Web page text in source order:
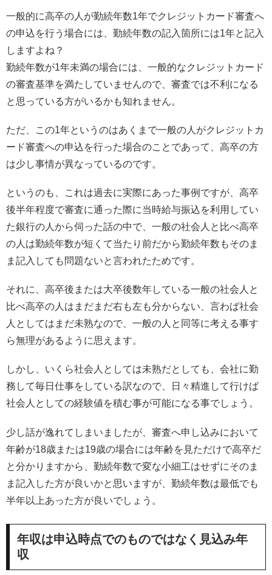
一般的に高卒の人が勤続年数1年でクレジットカード審査へ
の申込を行う場合には、勤続年数の記入箇所には1年と記入
しますよね？
勤続年数が1年未満の場合には、一般的なクレジットカード
の審査基準を満たしていませんので、審査では不利になる
と思っている方がいるかも知れません。
ただ、この1年というのはあくまで一般の人がクレジットカ
ード審査への申込を行った場合のことであって、高卒の方
は少し事情が異なっているのです。
というのも、これは過去に実際にあった事例ですが、高卒
後半年程度で審査に通った際に当時給与振込を利用してい
た銀行の人から伺った話の中で、一般の社会人と比べ高卒
の人は勤続年数が短くて当たり前だから勤続年数もそのま
ま記入しても問題ないと言われたためです。
それに、高卒後または大卒後数年している一般の社会人と
比べ高卒の人はまだまだ右も左も分からない、言わば社会
人としてはまだ未熟なので、一般の人と同等に考える事す
ら無理があるように思えます。
しかし、いくら社会人としては未熟だとしても、会社に勤
務して毎日仕事をしている訳なので、日々精進して行けば
社会人としての経験値を積む事が可能になる事でしょう。
少し話が逸れてしまいましたが、審査へ申し込みにおいて
年齢が18歳または19歳の場合には年齢を見ただけで高卒だ
と分かりますから、勤続年数で変な小細工はせずにそのま
ま記入した方が良いかと思いますが、勤続年数は最低でも
半年以上あった方が良いでしょう。
年収は申込時点でのものではなく見込み年
収